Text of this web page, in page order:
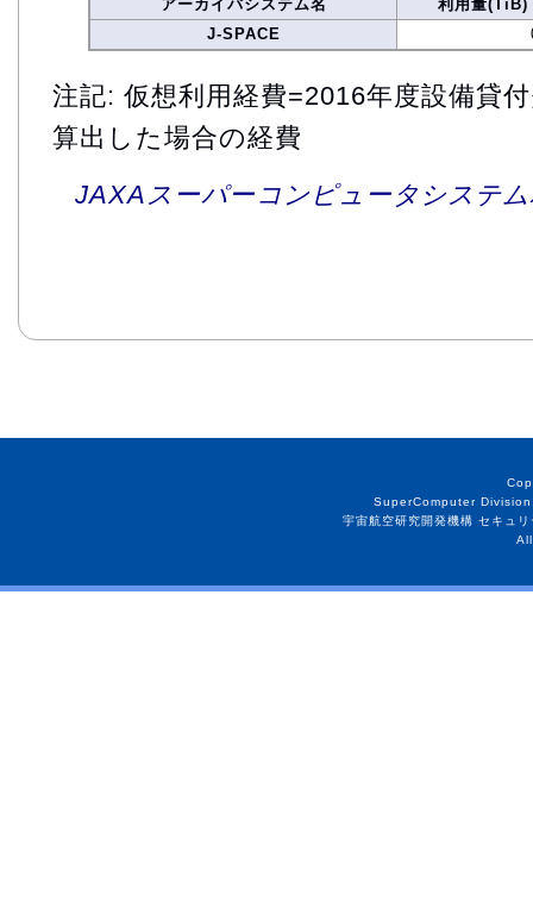
アーカイバシステム名
利用量(TiB)
J-SPACE
注記: 仮想利用経費=2016年度設備貸
算出した場合の経費
JAXAスーパーコンピュータシステ
SuperComputer
宇宙航空研究開発機構 セキュ